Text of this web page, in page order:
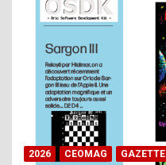
2026 CEOMAG GAZETTE